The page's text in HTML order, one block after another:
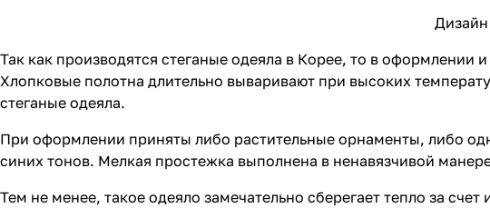
Дизайн
Так как производятся стеганые одеяла в Корее, то в
Хлопковые полотна длительно вываривают при высоких
стеганые одеяла.
При оформлении приняты либо растительные орнаменты, либо
синих тонов. Мелкая простежка выполнена в ненавязчивой
Тем не менее, такое одеяло замечательно сберегает тепло за